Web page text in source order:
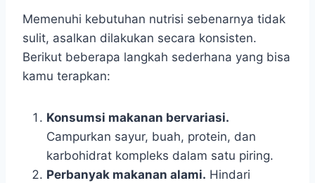
Memenuhi kebutuhan nutrisi sebenarnya tidak
sulit, asalkan dilakukan secara konsisten.
Berikut beberapa langkah sederhana yang bisa
kamu terapkan:
Konsumsi makanan bervariasi.
Campurkan sayur, buah, protein, dan
karbohidrat kompleks dalam satu piring.
Perbanyak makanan alami. Hindari